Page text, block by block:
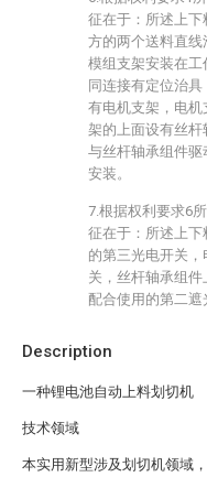
Description
一种锂电池自动上料划切机
技术领域
本实用新型涉及划切机领域
征在于：所述上
方的两个送料直
模组支架安装在
同连接有定位治
有电机支架，电
架的上面设有丝
与丝杆轴承组件
安装。
7.根据权利要求6
征在于：所述上
的第三光电开关
关，丝杆轴承组
配合使用的第二遮